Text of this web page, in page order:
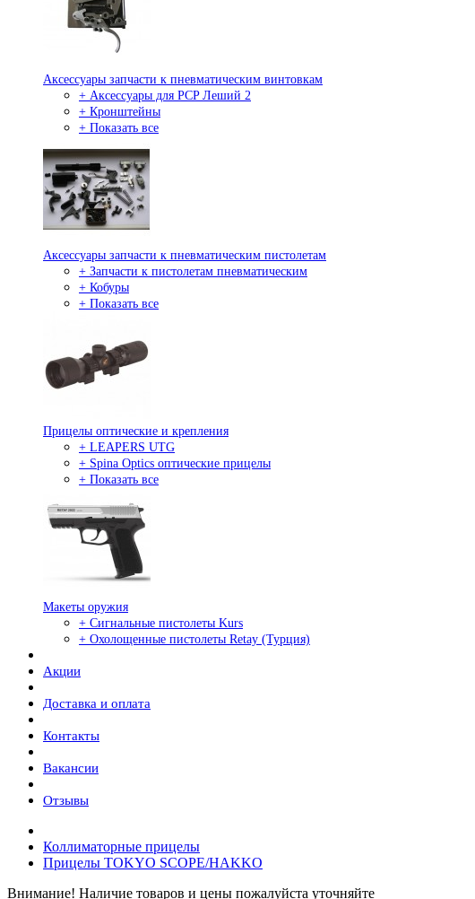
Аксессуары запчасти к пневматическим винтовкам
+ Аксессуары для PCP Леший 2
+ Кронштейны
+ Показать все
Аксессуары запчасти к пневматическим пистолетам
+ Запчасти к пистолетам пневматическим
+ Кобуры
+ Показать все
Прицелы оптические и крепления
+ LEAPERS UTG
+ Spina Optics оптические прицелы
+ Показать все
Макеты оружия
+ Сигнальные пистолеты Kurs
+ Охолощенные пистолеты Retay (Турция)
Акции
Доставка и оплата
Контакты
Вакансии
Отзывы
Коллиматорные прицелы
Прицелы TOKYO SCOPE/HAKKO
Внимание! Наличие товаров и цены пожалуйста уточняйте